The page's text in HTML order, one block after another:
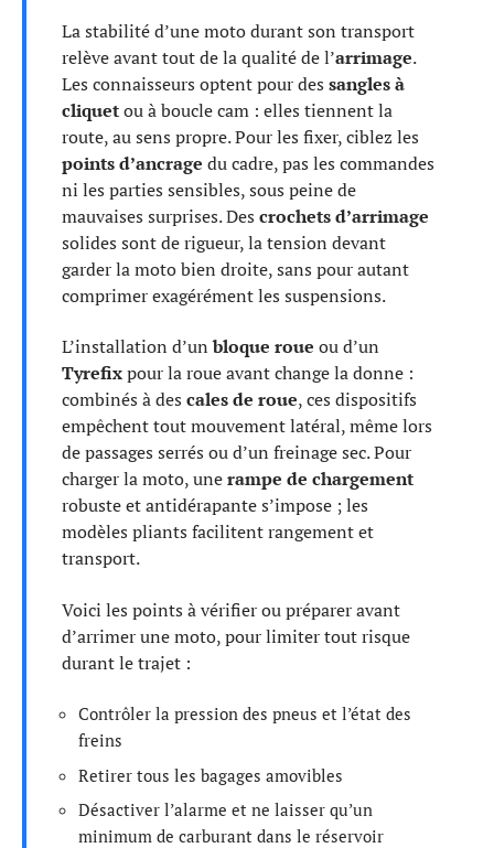
La stabilité d’une moto durant son transport
relève avant tout de la qualité de l’arrimage.
Les connaisseurs optent pour des sangles à
cliquetou à boucle cam : elles tiennent la
route, au sens propre. Pour les fixer, ciblez les
points d’ancrage du cadre, pas les commandes
ni les parties sensibles, sous peine de
mauvaises surprises. Des crochets d’arrimage
solides sont de rigueur, la tension devant
garder la moto bien droite, sans pour autant
comprimer exagérément les suspensions.
L’installation d’unbloque roue ou d’un
Tyrefixpour la roue avant change la donne :
combinés à des cales de roue, ces dispositifs
empêchent tout mouvement latéral, même lors
de passages serrés ou d’un freinage sec. Pour
charger la moto, unerampe de chargement
robuste et antidérapante s’impose ; les
modèles pliants facilitent rangement et
transport.
Voici les points à vérifier ou préparer avant
d’arrimer une moto, pour limiter tout risque
durant le trajet :
Contrôler la pression des pneus et l’état des
freins
Retirer tous les bagages amovibles
Désactiver l’alarme et ne laisser qu’un
minimum de carburant dans le réservoir